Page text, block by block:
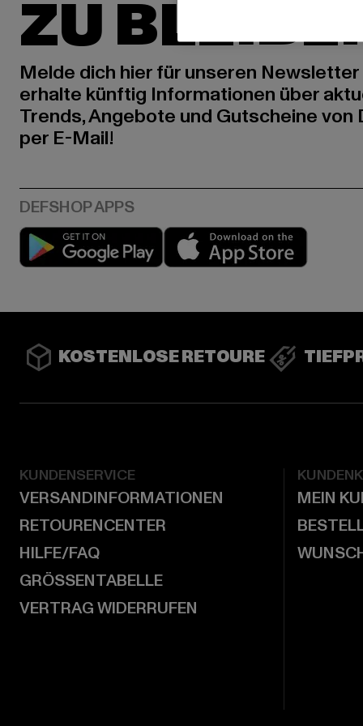
ZU
Melde dich hier für unseren Newsletter
erhalte künftig Informationen über
Trends, Angebote und Gutscheine von
per E-Mail!
Play market
KOSTENLOSE RETOURE
KUNDENSERVICE
VERSANDINFORMATIONEN
RETOURENCENTER
HILFE/FAQ
GRÖSSENTABELLE
VERTRAG WIDERRUFEN
MEIN